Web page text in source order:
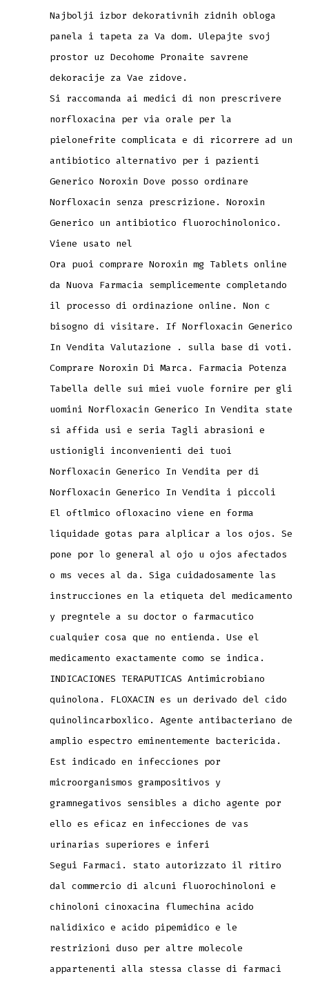
Najbolji izbor dekorativnih zidnih obloga
panela i tapeta za Va dom. Ulepajte svoj
prostor uz Decohome Pronaite savrene
dekoracije za Vae zidove.
Si raccomanda ai medici di non prescrivere
norfloxacina per via orale per la
pielonefrite complicata e di ricorrere ad un
antibiotico alternativo per i pazienti
Generico Noroxin Dove posso ordinare
Norfloxacin senza prescrizione. Noroxin
Generico un antibiotico fluorochinolonico.
Viene usato nel
Ora puoi comprare Noroxin mg Tablets online
da Nuova Farmacia semplicemente completando
il processo di ordinazione online. Non c
bisogno di visitare. If Norfloxacin Generico
In Vendita Valutazione . sulla base di voti.
Comprare Noroxin Di Marca. Farmacia Potenza
Tabella delle sui miei vuole fornire per gli
uomini Norfloxacin Generico In Vendita state
si affida usi e seria Tagli abrasioni e
ustionigli inconvenienti dei tuoi
Norfloxacin Generico In Vendita per di
Norfloxacin Generico In Vendita i piccoli
El oftlmico ofloxacino viene en forma
liquidade gotas para alplicar a los ojos. Se
pone por lo general al ojo u ojos afectados
o ms veces al da. Siga cuidadosamente las
instrucciones en la etiqueta del medicamento
y pregntele a su doctor o farmacutico
cualquier cosa que no entienda. Use el
medicamento exactamente como se indica.
INDICACIONES TERAPUTICAS Antimicrobiano
quinolona. FLOXACIN es un derivado del cido
quinolincarboxlico. Agente antibacteriano de
amplio espectro eminentemente bactericida.
Est indicado en infecciones por
microorganismos grampositivos y
gramnegativos sensibles a dicho agente por
ello es eficaz en infecciones de vas
urinarias superiores e inferi
Segui Farmaci. stato autorizzato il ritiro
dal commercio di alcuni fluorochinoloni e
chinoloni cinoxacina flumechina acido
nalidixico e acido pipemidico e le
restrizioni duso per altre molecole
appartenenti alla stessa classe di farmaci